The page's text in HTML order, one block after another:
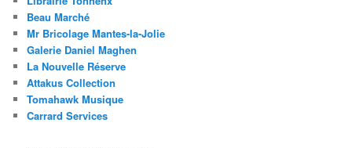
Beau Marché
Mr Bricolage Mantes-la-Jolie
Galerie Daniel Maghen
La Nouvelle Réserve
Attakus Collection
Tomahawk Musique
Carrard Services